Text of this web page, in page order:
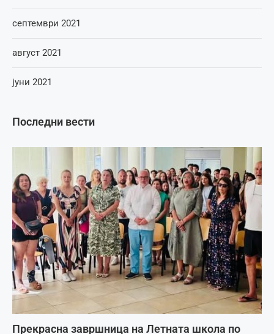
Последни вести
Прекрасна завршница на Летната школа по
септември 2021
август 2021
јуни 2021